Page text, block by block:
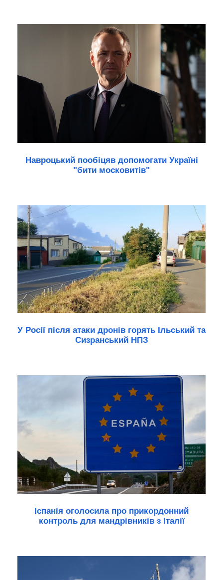
Навроцький пообіцяв допомогати Україні
"бити московитів"
У Росії після атаки дронів горять Ільський та
Сизранський НПЗ
Іспанія оголосила про прикордонний
контроль для мандрівників з Італії